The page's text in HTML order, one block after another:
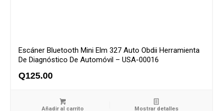
Escáner Bluetooth Mini Elm 327 Auto Obdii Herramienta
De Diagnóstico De Automóvil – USA-00016
Q125.00
Añadir al carrito Mostrar detalles